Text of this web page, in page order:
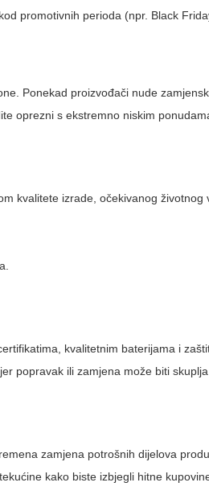
promotivnih perioda (npr. Black
Ponekad proizvođači nude
oprezni s ekstremno niskim
kvalitete izrade, očekivanog
kvalitetnim baterijama i
popravak ili zamjena može biti
zamjena potrošnih dijelova
kako biste izbjegli hitne